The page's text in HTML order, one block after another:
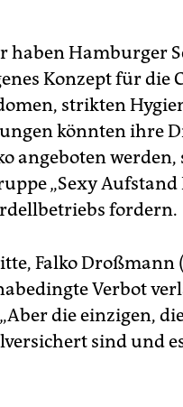
haben Hamburger
Konzept für die
strikten
könnten ihre
angeboten werden,
„Sexy Aufstand
fordern.
Falko Droßmann
Verbot
die einzigen,
sind und